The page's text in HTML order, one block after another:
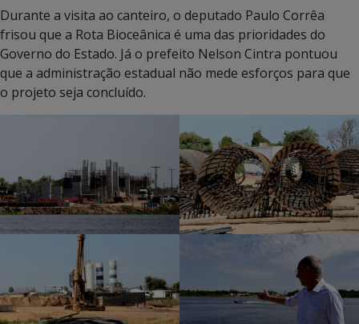
Durante a visita ao canteiro, o deputado Paulo Corrêa
frisou que a Rota Bioceânica é uma das prioridades do
Governo do Estado. Já o prefeito Nelson Cintra pontuou
que a administração estadual não mede esforços para que
o projeto seja concluído.